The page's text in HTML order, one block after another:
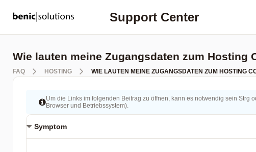
Support Center
Wie lauten meine Zugangsdaten zum Hosting
FAQ HOSTING WIE LAUTEN MEINE ZUGANGSDATEN ZUM HOSTING
Um die Links im folgenden Beitrag zu öffnen, kann es notwendig sein
Browser und Betriebssystem).
Symptom